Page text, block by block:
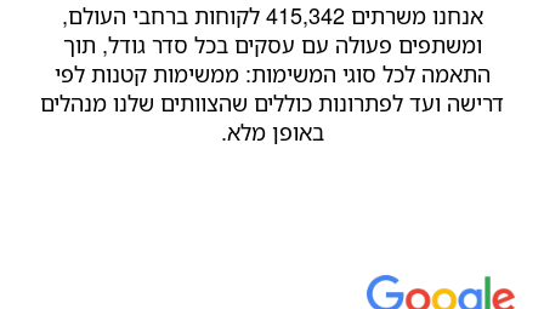
אנחנו משרתים415,342 לקוחות ברחבי העולם,
ומשתפים פעולה עם עסקים בכל סדר גודל, תוך
התאמה לכל סוגי המשימות: ממשימות קטנות לפי
דרישה ועד לפתרונות כוללים שהצוותים שלנו מנהלים
באופן מלא.